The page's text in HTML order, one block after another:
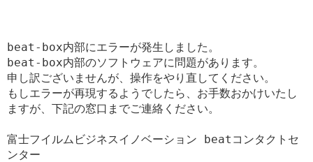
beat-box内部にエラーが発生しました。
beat-box内部のソフトウェアに問題があります。
申し訳ございませんが、操作をやり直してください。
もしエラーが再現するようでしたら、お手数おかけいたし
ますが、下記の窓口までご連絡ください。
富士フイルムビジネスイノベーション beatコンタクトセ
ンター